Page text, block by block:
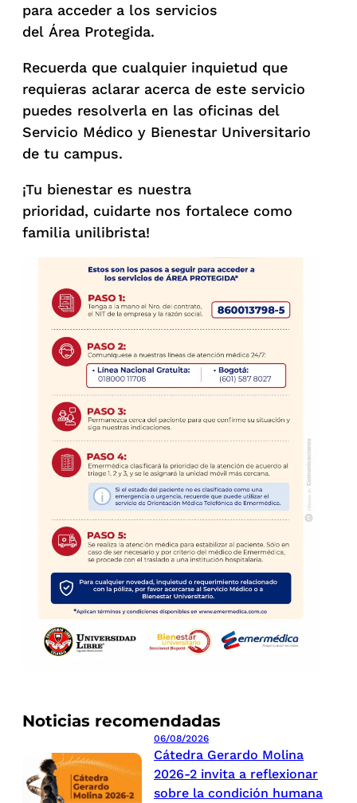
Noticias recomendadas
06/08/2026
Cátedra Gerardo Molina
2026-2 invita a reflexionar
sobre la condición humana
para acceder a los servicios
del Área Protegida.
Recuerda que cualquier inquietud que
requieras aclarar acerca de este servicio
puedes resolverla en las oficinas del
Servicio Médico y Bienestar Universitario
de tu campus.
¡Tu bienestar es nuestra
prioridad, cuidarte nos fortalece como
familia unilibrista!